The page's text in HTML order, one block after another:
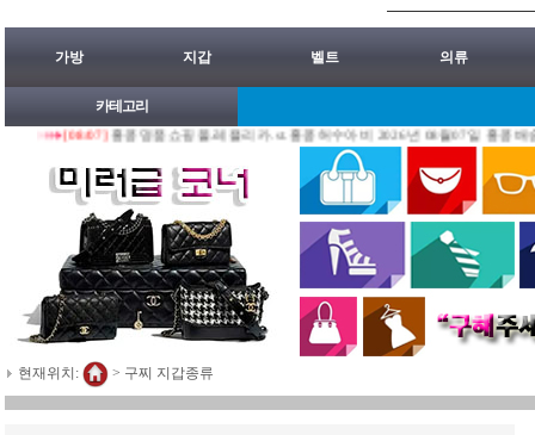
가방 지갑 벨트 의류
카테고리
[08/07]홍콩명품쇼핑몰.레플리카.st.홍콩허수아비 2026년 08월07일 홍콩배송출발 안
현재위치: > 구찌 지갑종류